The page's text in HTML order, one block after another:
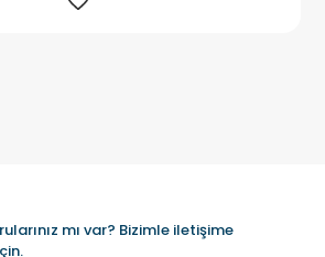
mı var? Bizimle iletişime